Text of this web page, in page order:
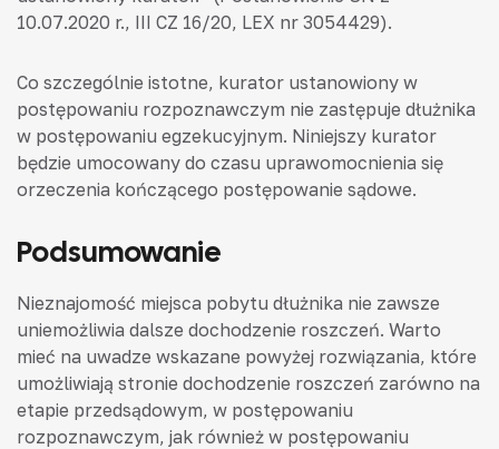
10.07.2020 r., III CZ 16/20, LEX nr 3054429).
Co szczególnie istotne, kurator ustanowiony w
postępowaniu rozpoznawczym nie zastępuje dłużnika
w postępowaniu egzekucyjnym. Niniejszy kurator
będzie umocowany do czasu uprawomocnienia się
orzeczenia kończącego postępowanie sądowe.
Podsumowanie
Nieznajomość miejsca pobytu dłużnika nie zawsze
uniemożliwia dalsze dochodzenie roszczeń. Warto
mieć na uwadze wskazane powyżej rozwiązania, które
umożliwiają stronie dochodzenie roszczeń zarówno na
etapie przedsądowym, w postępowaniu
rozpoznawczym, jak również w postępowaniu